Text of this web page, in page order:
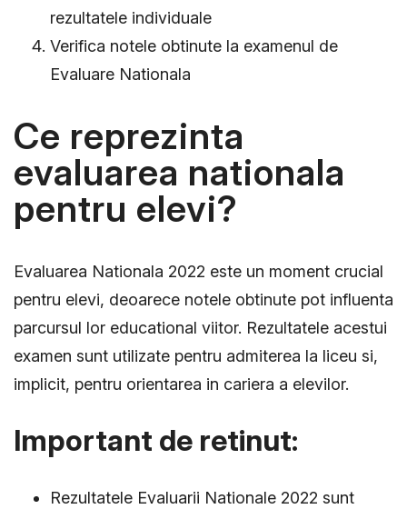
rezultatele individuale
Verifica notele obtinute la examenul de
Evaluare Nationala
Ce reprezinta
evaluarea nationala
pentru elevi?
Evaluarea Nationala 2022 este un moment crucial
pentru elevi, deoarece notele obtinute pot influenta
parcursul lor educational viitor. Rezultatele acestui
examen sunt utilizate pentru admiterea la liceu si,
implicit, pentru orientarea in cariera a elevilor.
Important de retinut:
Rezultatele Evaluarii Nationale 2022 sunt